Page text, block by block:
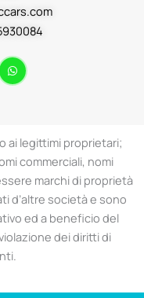
W
h
a
p
ai legittimi proprietari;
commerciali, nomi
marchi di proprietà
d’altre società e sono
ed a beneficio del
dei diritti di